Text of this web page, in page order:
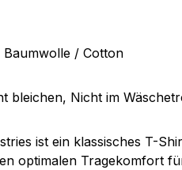
Baumwolle / Cotton
bleichen, Nicht im
ist ein klassisches T-
optimalen Tragekomfort